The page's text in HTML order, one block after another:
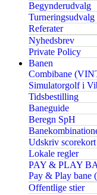
Begynderudvalg
Turneringsudvalg
Referater
Nyhedsbrev
Private Policy
Banen
Combibane
Simulatorgolf i
Tidsbestilling
Baneguide
Beregn SpH
Udskriv scorekort
Lokale regler
PAY & PLAY
Pay & Play bane
Offentlige stier